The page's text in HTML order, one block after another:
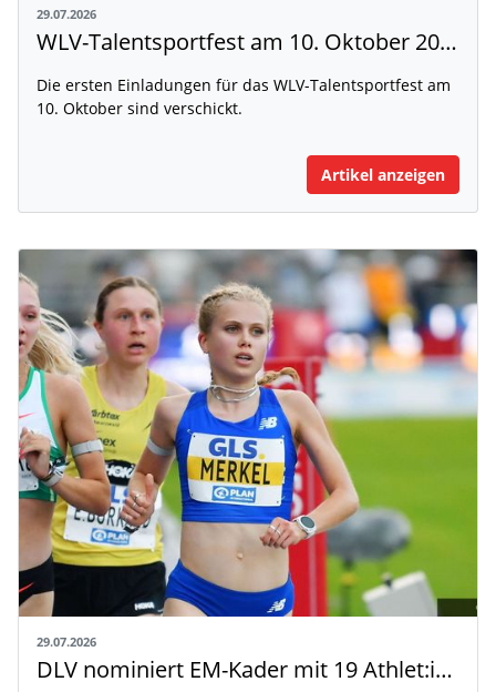
29.07.2026
WLV-Talentsportfest am 10. Oktober 2026
Die ersten Einladungen für das WLV-Talentsportfest am
10. Oktober sind verschickt.
Artikel anzeigen
29.07.2026
DLV nominiert EM-Kader mit 19 Athlet:innen aus Baden-Württemberg